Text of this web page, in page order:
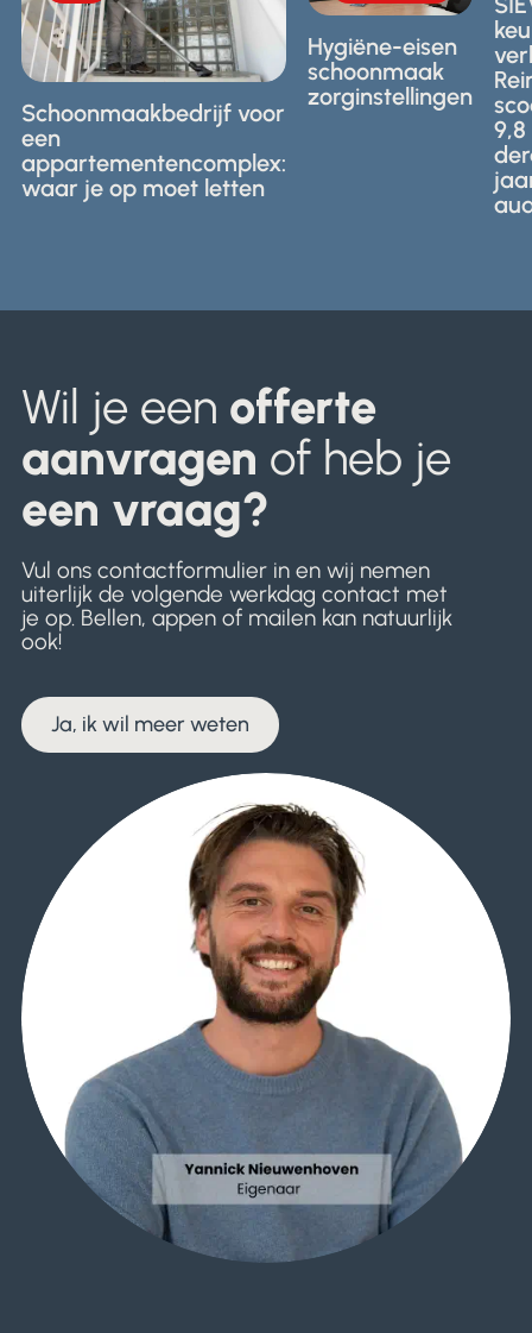
en waar let je
Wij leggen het je
uit.
Schoonmaakbedrijf voor
een
appartementencomplex:
waar je op moet letten
gelden voor
schoonmaak
in
zorginstellingen.
Hygiëne-eisen
schoonmaak
zorginstellingen
voor
in
Wil je een offerte
aanvragen of heb je
een vraag?
Vul ons contactformulier in en wij nemen
uiterlijk de volgende werkdag contact met
je op. Bellen, appen of mailen kan natuurlijk
ook!
Ja, ik wil meer weten